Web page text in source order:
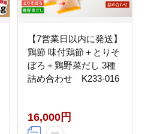
【7営業日以内に発送】
鶏節 味付鶏節＋とりそ
ぼろ＋鶏野菜だし 3種
詰め合わせ K233-016
16,000円